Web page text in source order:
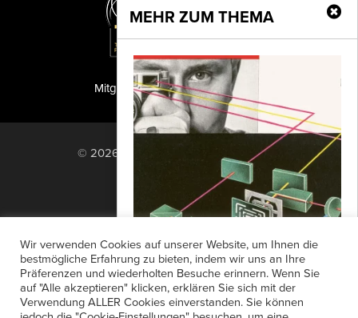
MEHR ZUM THEMA
Wieso Messsucher?
Für Leica ist das optomechanische
PF Publishing GmbH
Mitglied der TIPA
© 2026 PF Publishing GmbH. All rights
Nach oben
Anzeigensuche
Shop
Zahlungsarten
Widerrufsbelehrung
Datenschutz
AGB
Newsletter-Anmeldung
Wir verwenden Cookies auf unserer Website, um Ihnen die
bestmögliche Erfahrung zu bieten, indem wir uns an Ihre
Präferenzen und wiederholten Besuche erinnern. Wenn Sie
auf "Alle akzeptieren" klicken, erklären Sie sich mit der
Verwendung ALLER Cookies einverstanden. Sie können